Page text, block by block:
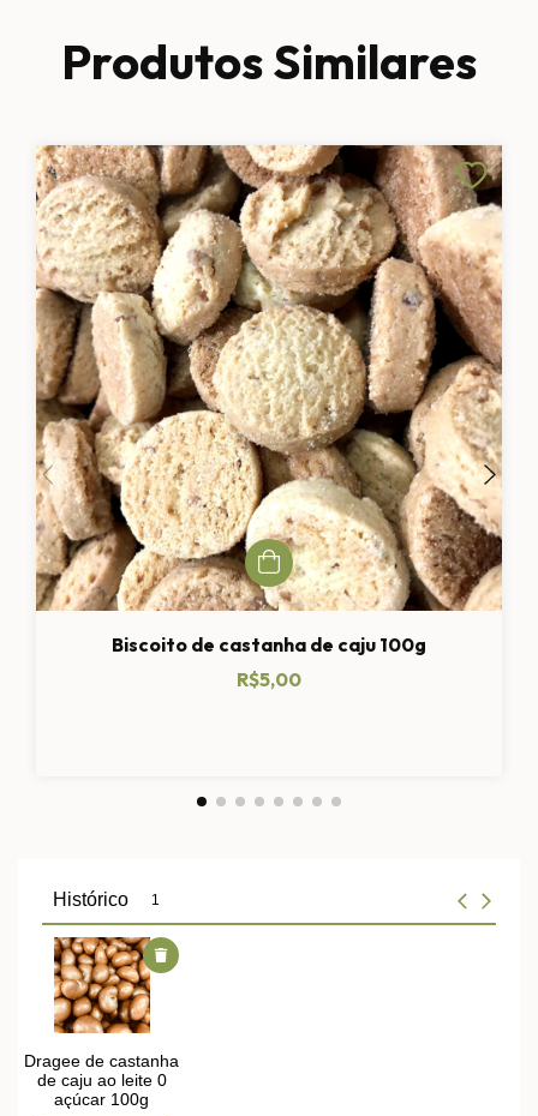
Produtos Similares
Biscoito de castanha de caju 100g
R$5,00